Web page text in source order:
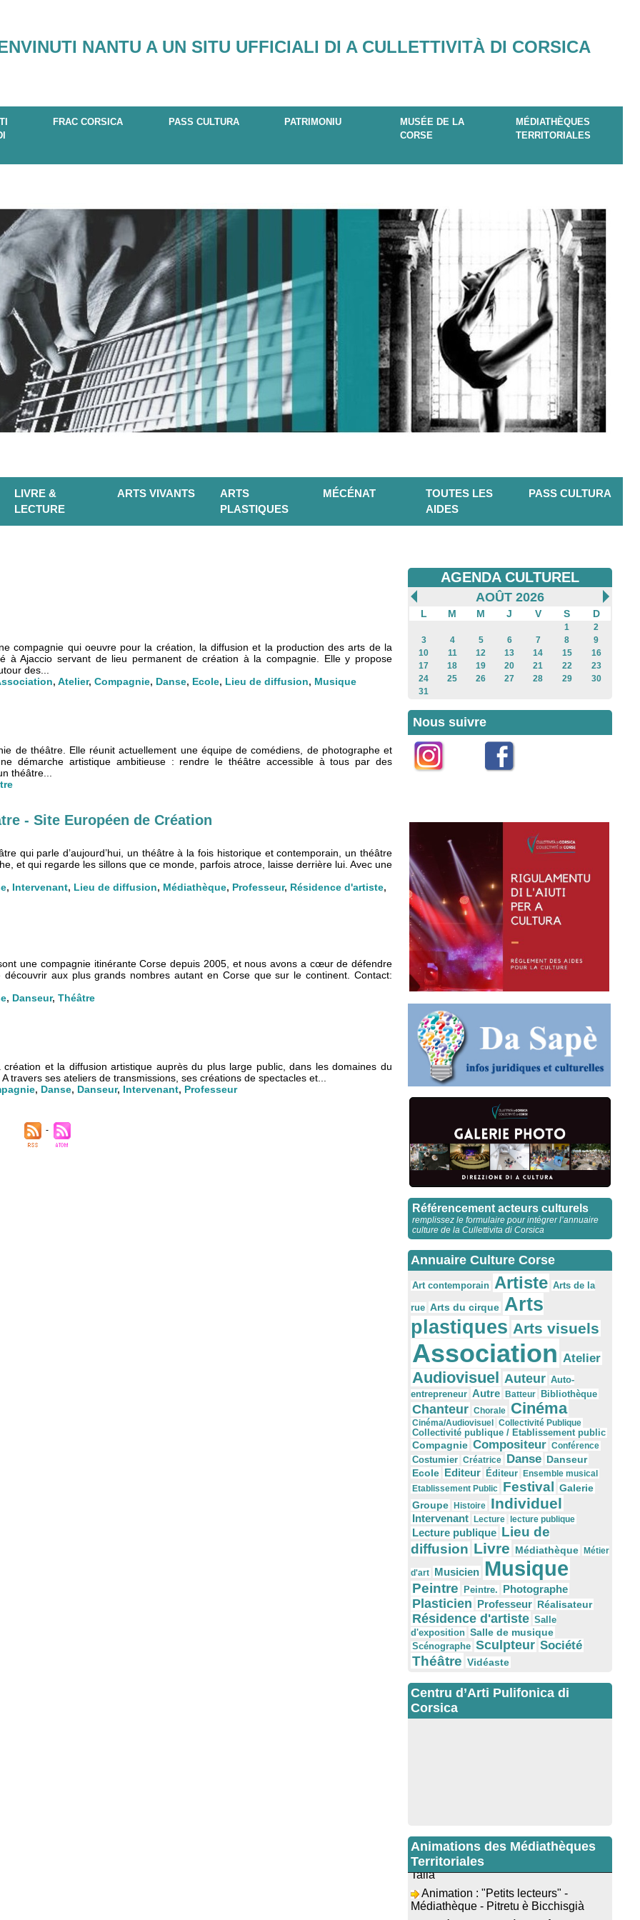
NANTU A UN SITU UFFICIALI DI A CULLETTIVITÀ DI CORSICA
FRAC CORSICA PASS CULTURA PATRIMONIU
MUSÉE DE LA
CORSE
MÉDIATHÈQUES
TERRITORIALES
LIVRE &
LECTURE
ARTS VIVANTS
ARTS
PLASTIQUES
MÉCÉNAT
TOUTES LES
AIDES
PASS CULTURA
compagnie qui oeuvre pour la création, la diffusion et la production des arts de la
à Ajaccio servant de lieu permanent de création à la compagnie. Elle y propose
des...
, Atelier, Compagnie, Danse, Ecole, Lieu de diffusion, Musique
de théâtre. Elle réunit actuellement une équipe de comédiens, de photographe et
démarche artistique ambitieuse : rendre le théâtre accessible à tous par des
théâtre...
- Site Européen de Création
qui parle d’aujourd’hui, un théâtre à la fois historique et contemporain, un théâtre
et qui regarde les sillons que ce monde, parfois atroce, laisse derrière lui. Avec une
, Intervenant, Lieu de diffusion, Médiathèque, Professeur, Résidence d'artiste,
une compagnie itinérante Corse depuis 2005, et nous avons a cœur de défendre
aux plus grands nombres autant en Corse que sur le continent. Contact:
, Danseur, Théâtre
et la diffusion artistique auprès du plus large public, dans les domaines du
ses ateliers de transmissions, ses créations de spectacles et...
, Danse, Danseur, Intervenant, Professeur
AGENDA CULTUREL
AOÛT 2026
L M M J V S D
1
2
3
4 5 6 7 8
9
10
11 12 13 14 15
16
17
18 19 20 21 22
23
24
25 26 27 28 29
30
31
Nous suivre
Référencement acteurs culturels
remplissez le formulaire pour intégrer l’annuaire
culture de la Cullettivita di Corsica
Annuaire Culture Corse
Art contemporain Artiste Arts de la
rue Arts du cirque Arts
plastiques Arts visuels
Association Atelier
Audiovisuel Auteur Auto-
entrepreneur Autre Batteur Bibliothèque
Chanteur Chorale Cinéma
Cinéma/Audiovisuel
Collectivité Publique
Collectivité publique / Etablissement public
Compagnie Compositeur Conférence
Costumier Créatrice Danse Danseur
Ecole Editeur Éditeur
Ensemble musical
Etablissement Public Festival Galerie
Groupe
Histoire Individuel
Intervenant Lecture lecture publique
Lecture publique Lieu de
diffusion Livre Médiathèque Métier
d'art Musicien Musique
Peintre Peintre. Photographe
Plasticien Professeur Réalisateur
Résidence d'artiste Salle
d'exposition Salle de musique
Scénographe Sculpteur Société
Théâtre Vidéaste
Centru d’Arti Pulifonica di
Corsica
Animations des Médiathèques
Territoriales
peintures acryliques et aquarelles" -
Mediateca territuriale di Santa Lucia di
Tallà
Animation : "Petits lecteurs" -
Médiathèque - Pitretu è Bicchisgià
Veillée de contes à la forêt